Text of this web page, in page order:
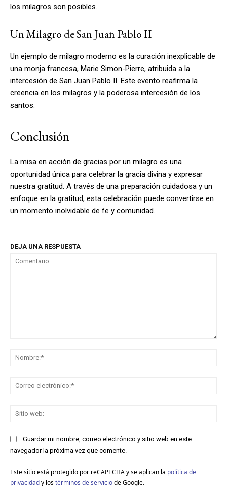
los milagros son posibles.
Un Milagro de San Juan Pablo II
Un ejemplo de milagro moderno es la curación inexplicable de
una monja francesa, Marie Simon-Pierre, atribuida a la
intercesión de San Juan Pablo II. Este evento reafirma la
creencia en los milagros y la poderosa intercesión de los
santos.
Conclusión
La misa en acción de gracias por un milagro es una
oportunidad única para celebrar la gracia divina y expresar
nuestra gratitud. A través de una preparación cuidadosa y un
enfoque en la gratitud, esta celebración puede convertirse en
un momento inolvidable de fe y comunidad.
DEJA UNA RESPUESTA
Guardar mi nombre, correo electrónico y sitio web en este
navegador la próxima vez que comente.
Este sitio está protegido por reCAPTCHA y se aplican la política de
privacidady los términos de serviciode Google.